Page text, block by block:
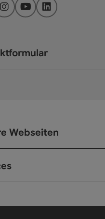
InstagramYouTubeLinkedIn
Webseiten